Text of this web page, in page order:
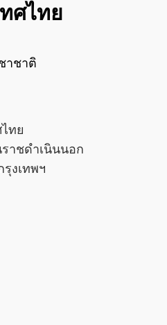
ศไทย
าชาติ
ทย
าชดำเนินนอก
งเทพฯ